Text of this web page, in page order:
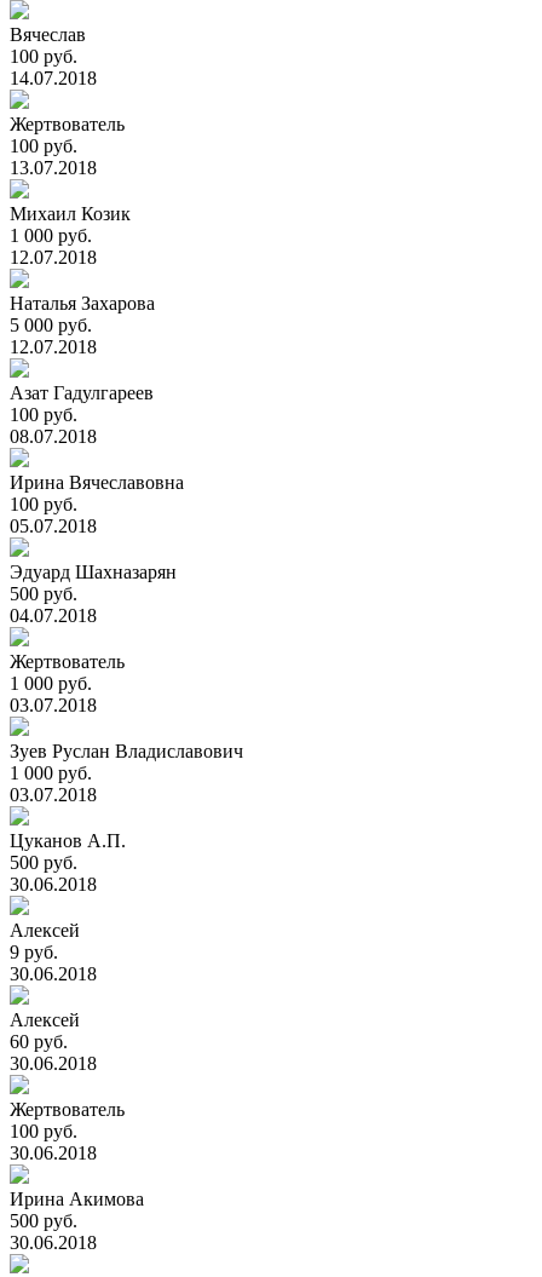
Вячеслав
100 руб.
14.07.2018
Жертвователь
100 руб.
13.07.2018
Михаил Козик
1 000 руб.
12.07.2018
Наталья Захарова
5 000 руб.
12.07.2018
Азат Гадулгареев
100 руб.
08.07.2018
Ирина Вячеславовна
100 руб.
05.07.2018
Эдуард Шахназарян
500 руб.
04.07.2018
Жертвователь
1 000 руб.
03.07.2018
Зуев Руслан Владиславович
1 000 руб.
03.07.2018
Цуканов А.П.
500 руб.
30.06.2018
Алексей
9 руб.
30.06.2018
Алексей
60 руб.
30.06.2018
Жертвователь
100 руб.
30.06.2018
Ирина Акимова
500 руб.
30.06.2018